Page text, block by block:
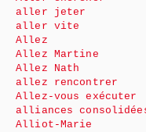
aller jeter
aller vite
Allez
Allez Martine
Allez Nath
allez rencontrer
Allez-vous exécuter
alliances
Alliot-Marie